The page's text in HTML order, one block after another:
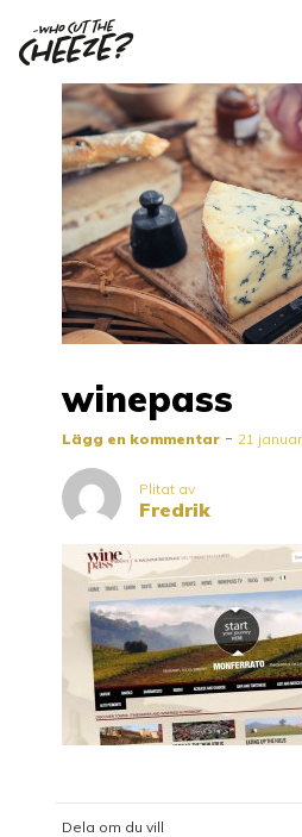
winepass
Lägg en kommentar 21
Plitat av
Fredrik
Dela om du vill